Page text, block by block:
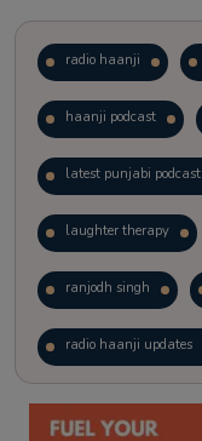
radio haanji
haanji podcast
latest punjabi podcast
laughter therapy
ranjodh singh
radio haanji updates
kitaab kahani